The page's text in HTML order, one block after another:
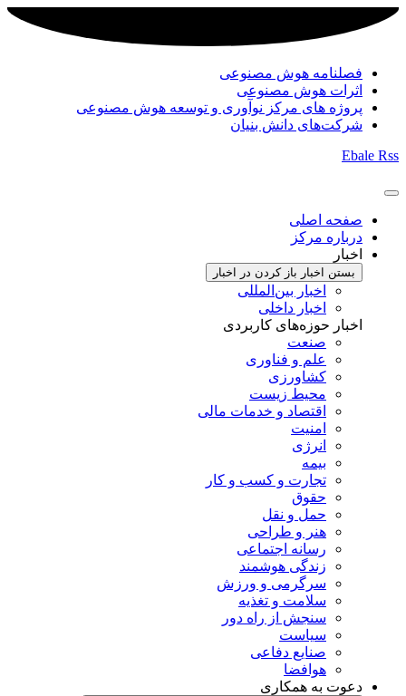
فصلنامه هوش مصنوعی
اثرات هوش مصنوعی
پروژه های مرکز نوآوری و توسعه هوش مصنوعی
شرکت‌های دانش بنیان
Ebale Rss
صفحه اصلی
درباره مرکز
اخبار
بستن اخبار باز کردن در اخبار
اخبار بین‌المللی
اخبار داخلی
اخبار حوزه‌های کاربردی
صنعت
علم و فناوری
کشاورزی
محیط زیست
اقتصاد و خدمات مالی
امنیت
انرژی
بیمه
تجارت و کسب و کار
حقوق
حمل و نقل
هنر و طراحی
رسانه اجتماعی
زندگی هوشمند
سرگرمی و ورزش
سلامت و تغذیه
سنجش از راه دور
سیاست
صنایع دفاعی
هوافضا
دعوت به همکاری